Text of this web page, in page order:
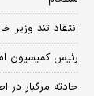
انتقاد تند وزیر
رئیس کمیسیون
حادثه مرگبار در اصفهان؛ ۴